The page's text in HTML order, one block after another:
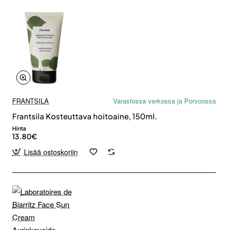
FRANTSILA
Varastossa verkossa ja Porvoossa
Frantsila Kosteuttava hoitoaine, 150ml.
Hinta
13.80€
Lisää ostoskoriin